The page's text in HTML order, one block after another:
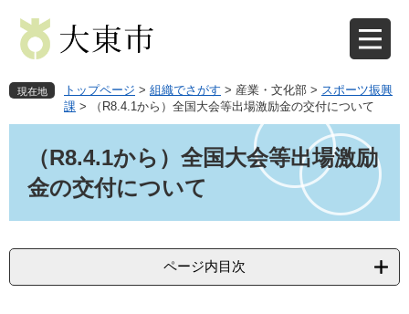
先
で
を
ば
へ
現在地 トップページ > 組織でさがす > 産業・文化部 > スポーツ振興
課 > （R8.4.1から）全国大会等出場激励金の交付について
（R8.4.1から）全国大会等出場激励
金の交付について
ページ内目次